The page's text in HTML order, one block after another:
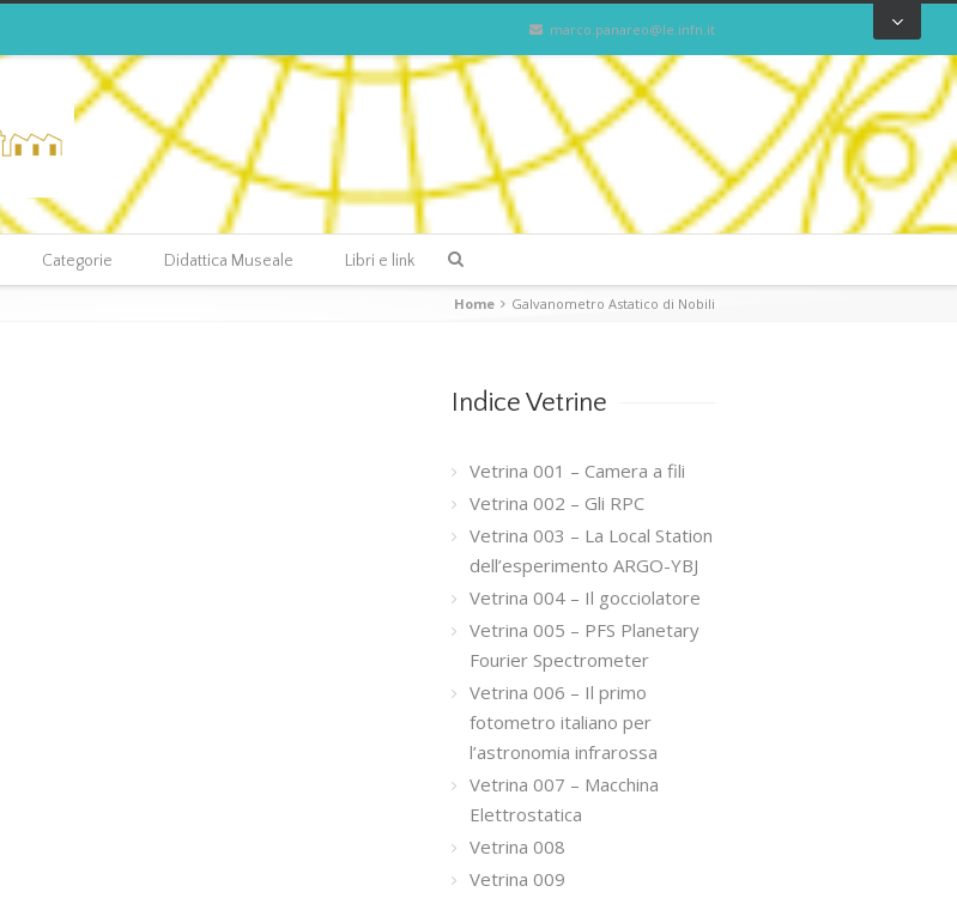
marco.panareo@le.infn.it
Categorie Didattica Museale Libri e link
Home Galvanometro Astatico di Nobili
Indice Vetrine
Vetrina 001 – Camera a fili
Vetrina 002 – Gli RPC
Vetrina 003 – La Local Station
dell’esperimento ARGO-YBJ
Vetrina 004 – Il gocciolatore
Vetrina 005 – PFS Planetary
Fourier Spectrometer
Vetrina 006 – Il primo
fotometro italiano per
l’astronomia infrarossa
Vetrina 007 – Macchina
Elettrostatica
Vetrina 008
Vetrina 009